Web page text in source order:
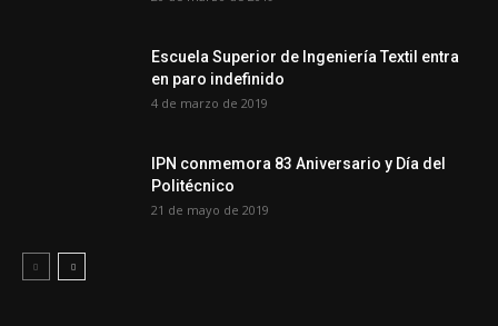
Escuela Superior de Ingeniería Textil entra
en paro indefinido
4 de marzo de 2019
IPN conmemora 83 Aniversario y Día del
Politécnico
21 de mayo de 2019